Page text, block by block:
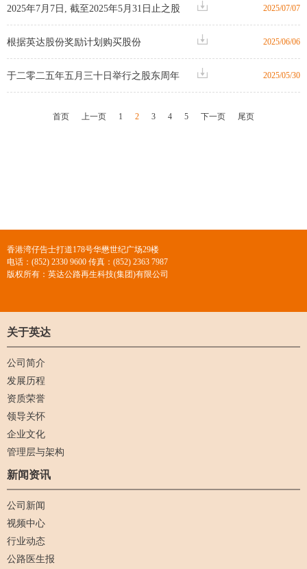
份发行人的证券变动月报表 2025/07/07
2025年7月7日, 截至2025年5月31日止之股
份发行人的证券变动月报表 2025/06/06
根据英达股份奖励计划购买股份
2025/05/30
于二零二五年五月三十日举行之股东周年
首页 上一页 1 2 3 4 5 下一页 尾页
香港湾仔告士打道178号华懋世纪广场29楼
电话：(852) 2330 9600 传真：(852) 2363 7987
版权所有：英达公路再生科技(集团)有限公司
关于英达
公司简介
发展历程
资质荣誉
领导关怀
企业文化
管理层与架构
新闻资讯
公司新闻
视频中心
行业动态
公路医生报